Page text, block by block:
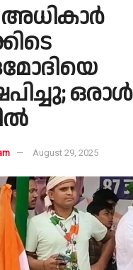
അധികാർ
ഒരാൾ
August 29, 2025